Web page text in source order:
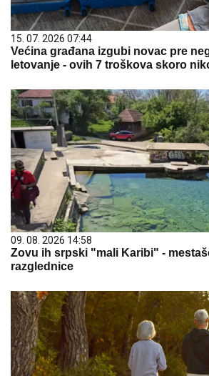
15. 07. 2026 07:44
Većina građana izgubi novac pre
letovanje - ovih 7 troškova skoro
09. 08. 2026 14:58
Zovu ih srpski "mali Karibi" -
razglednice